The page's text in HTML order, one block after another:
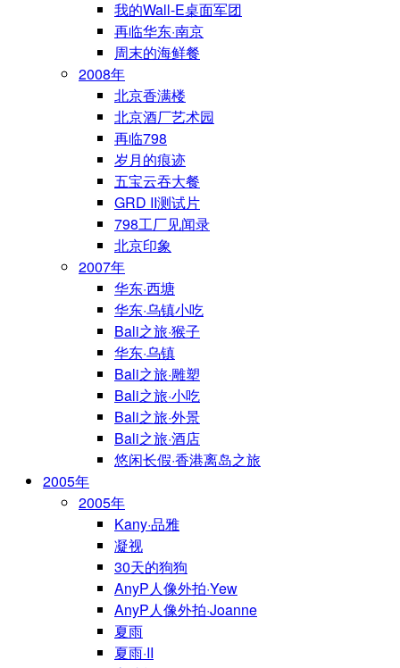
我的Wall-E桌面军团
再临华东·南京
周末的海鲜餐
2008年
北京香满楼
北京酒厂艺术园
再临798
岁月的痕迹
五宝云吞大餐
GRD II测试片
798工厂见闻录
北京印象
2007年
华东·西塘
华东·乌镇小吃
Bali之旅·猴子
华东·乌镇
Bali之旅·雕塑
Bali之旅·小吃
Bali之旅·外景
Bali之旅·酒店
悠闲长假·香港离岛之旅
2005年
2005年
Kany·品雅
凝视
30天的狗狗
AnyP人像外拍·Yew
AnyP人像外拍·Joanne
夏雨
夏雨·II